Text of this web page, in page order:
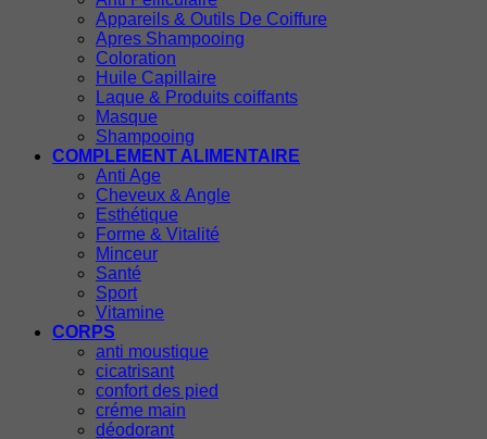
Appareils & Outils De Coiffure
Apres Shampooing
Coloration
Huile Capillaire
Laque & Produits coiffants
Masque
Shampooing
COMPLEMENT ALIMENTAIRE
Anti Age
Cheveux & Angle
Esthétique
Forme & Vitalité
Minceur
Santé
Sport
Vitamine
CORPS
anti moustique
cicatrisant
confort des pied
créme main
déodorant